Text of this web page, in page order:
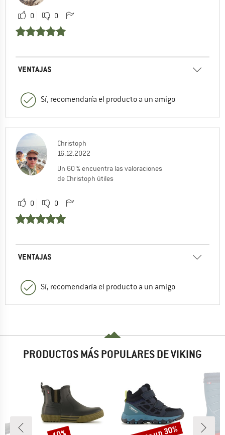
0 0
VENTAJAS
Sí, recomendaría el producto a un amigo
Christoph
16.12.2022
Un 60 % encuentra las valoraciones
de Christoph útiles
0 0
VENTAJAS
Sí, recomendaría el producto a un amigo
PRODUCTOS MÁS POPULARES DE VIKING
Descuento Descuento